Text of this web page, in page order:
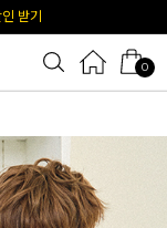
쿠폰
0